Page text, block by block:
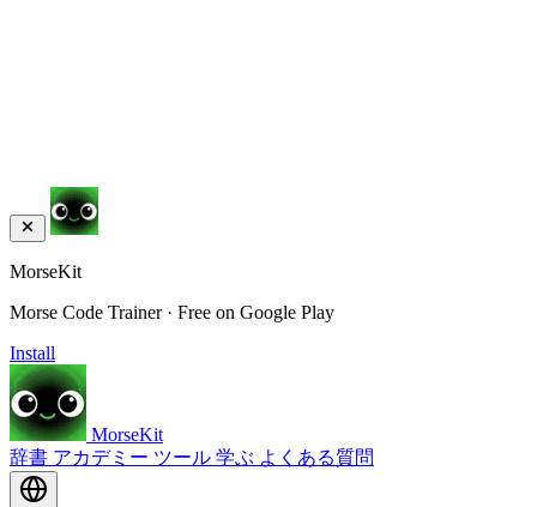
MorseKit
Morse Code Trainer · Free on Google Play
Install
MorseKit
辞書 アカデミー ツール 学ぶ よくある質問